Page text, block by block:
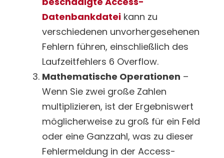
Datenbankdatei kann zu
verschiedenen unvorhergesehenen
Fehlern führen, einschließlich des
Laufzeitfehlers 6 Overflow.
Mathematische Operationen –
Wenn Sie zwei große Zahlen
multiplizieren, ist der Ergebniswert
möglicherweise zu groß für ein Feld
oder eine Ganzzahl, was zu dieser
Fehlermeldung in der Access-